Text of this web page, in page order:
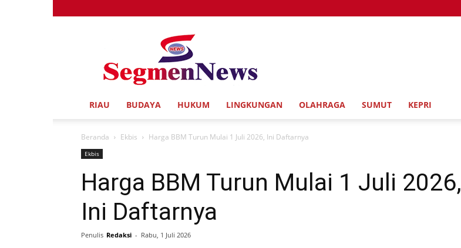
RIAU BUDAYA HUKUM LINGKUNGAN OLAHRAGA SUMUT KEPRI
Beranda Ekbis Harga BBM Turun Mulai 1 Juli 2026, Ini Daftarnya
Ekbis
Harga BBM Turun Mulai 1 Juli 2026,
Ini Daftarnya
Penulis Redaksi - Rabu, 1 Juli 2026